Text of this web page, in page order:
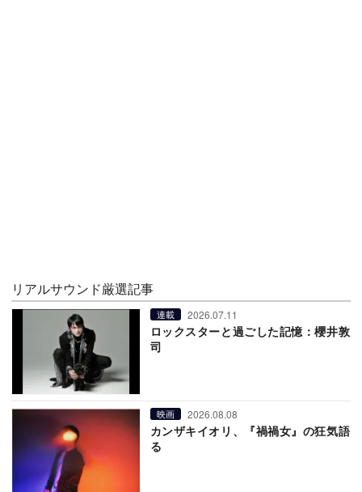
リアルサウンド厳選記事
連載 2026.07.11
ロックスターと過ごした記憶：櫻井敦
司
映画 2026.08.08
カンザキイオリ、『禍禍女』の狂気語
る